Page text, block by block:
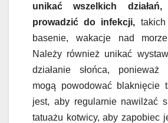
unikać wszelkich
prowadzić do infekcji,
basenie, wakacje nad
Należy również unikać
działanie słońca, ponieważ
mogą powodować blaknięcie
jest, aby regularnie nawilżać
tatuażu kotwicy, aby zapobiec